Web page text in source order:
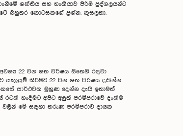
ශක්තිය සහ හැකියාව පිරිමි පුද්ගලයන්ට
බහුතර කොටසකගේ ප්‍රශ්න, කුසලතා,
22 වන ශත වර්ෂය සිතෙහි රඳවා
සැලසුම් කිරීමට 22 වන ශත වර්ෂය දකින්න
සාර්ථවක මුහුණ දෙන්න දැයි ඉතාමත්
හැදීමට අපිට අලුත් පරම්පරාවේ දැක්ම
මේ සඳහා තරුණ පරම්පරාව දායක